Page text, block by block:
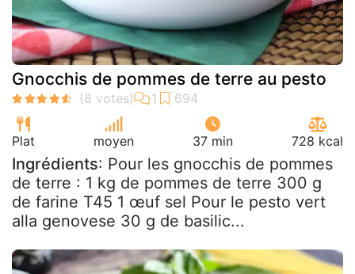
Gnocchis de pommes de terre au pesto
Plat moyen 37 min 728 kcal
Ingrédients: Pour les gnocchis de pommes
de terre : 1 kg de pommes de terre 300 g
de farine T45 1 œuf sel Pour le pesto vert
alla genovese 30 g de basilic...